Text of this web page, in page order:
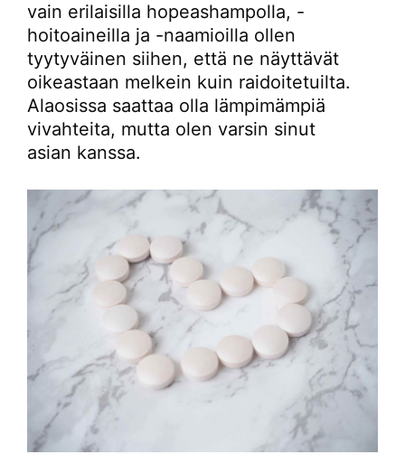
vain erilaisilla hopeashampolla, -
hoitoaineilla ja -naamioilla ollen
tyytyväinen siihen, että ne näyttävät
oikeastaan melkein kuin raidoitetuilta.
Alaosissa saattaa olla lämpimämpiä
vivahteita, mutta olen varsin sinut
asian kanssa.